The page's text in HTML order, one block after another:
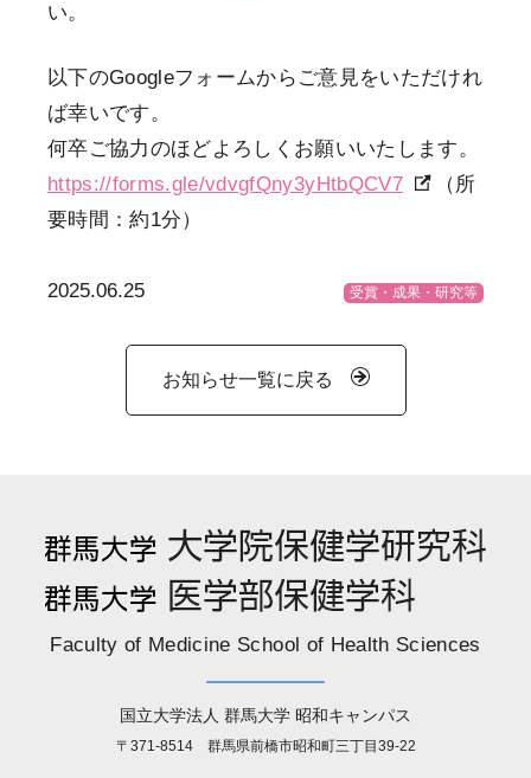
い。
以下のGoogleフォームからご意見をいただけれ
ば幸いです。
何卒ご協力のほどよろしくお願いいたします。
https://forms.gle/vdvgfQny3yHtbQCV7
（所
要時間：約1分）
2025.06.25 受賞・成果・研究等
お知らせ一覧に戻る
Faculty of Medicine School of Health Sciences
国立大学法人 群馬大学 昭和キャンパス
〒371-8514 群馬県前橋市昭和町三丁目39-22